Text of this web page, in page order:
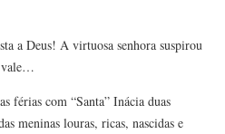
a Deus! A virtuosa senhora suspirou
vale…
férias com “Santa” Inácia duas
meninas louras, ricas, nascidas e